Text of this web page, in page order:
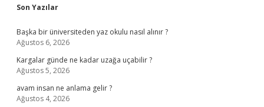
Sidebar
Son Yazılar
Başka bir üniversiteden yaz okulu nasıl alınır ?
Ağustos 6, 2026
Kargalar günde ne kadar uzağa uçabilir ?
Ağustos 5, 2026
avam insan ne anlama gelir ?
Ağustos 4, 2026